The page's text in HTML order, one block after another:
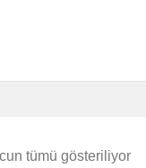
tümü gösteriliyorEn